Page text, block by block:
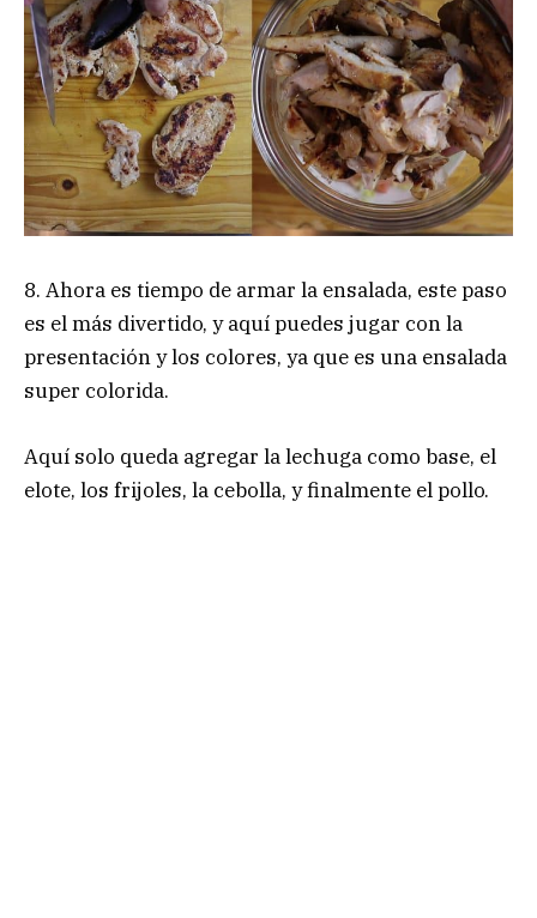
8. Ahora es tiempo de armar la ensalada, este paso
es el más divertido, y aquí puedes jugar con la
presentación y los colores, ya que es una ensalada
super colorida.
Aquí solo queda agregar la lechuga como base, el
elote, los frijoles, la cebolla, y finalmente el pollo.